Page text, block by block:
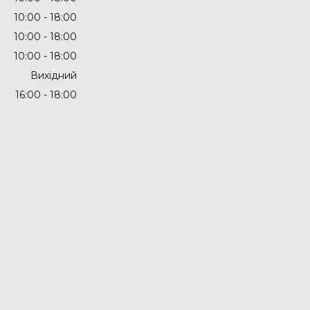
10:00
18:00
10:00
18:00
10:00
18:00
Вихідний
16:00 18:00